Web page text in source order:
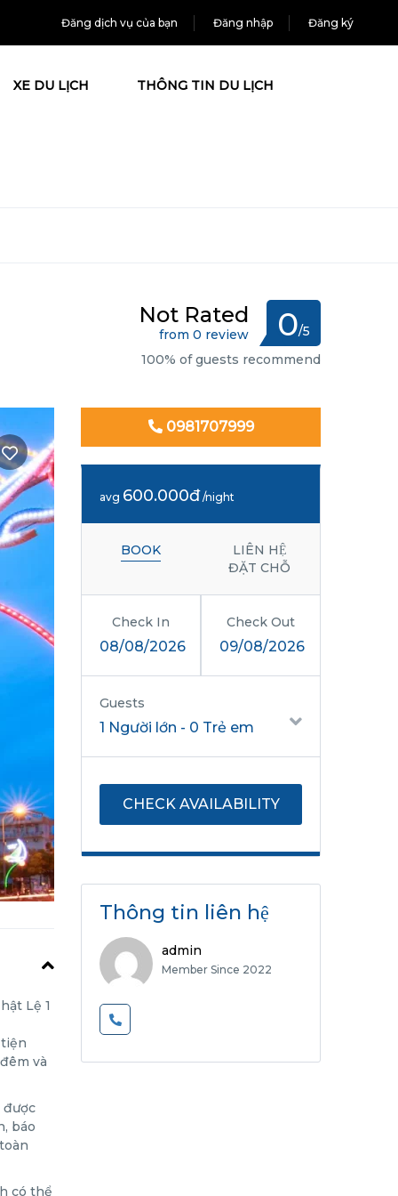
Đăng dịch vụ của bạn Đăng nhập Đăng ký
XE DU LỊCH THÔNG TIN DU LỊCH
Not Rated
from 0 review 0/5
100% of guests recommend
Lệ 1
và
được
báo
có thể
0981707999
avg 600.000đ /night
BOOK
LIÊN HỆ
ĐẶT CHỖ
Check In
08/08/2026
Check Out
09/08/2026
Guests
1 Người lớn - 0 Trẻ em
Thông tin liên hệ
admin
Member Since 2022